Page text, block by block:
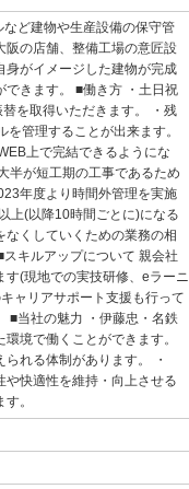
ど建物や生産設備の保守管
の店舗、整備工場の意匠設
身がイメージした建物が完成
できます。 ■働き方 ・土日祝
を取得いただきます。 ・残
管理することが出来ます。
上で完結できるようにな
半が短工期の工事であるため
年度より時間外管理を実施
上(以降10時間ごとに)になる
なくしていくための業務の相
キルアップについて 親会社
(現地での実技研修、eラーニ
ャリアサポート支援も行って
■当社の魅力 ・伊藤忠・名鉄
境で働くことができます。
れる体制があります。 ・
や快適性を維持・向上させる
。